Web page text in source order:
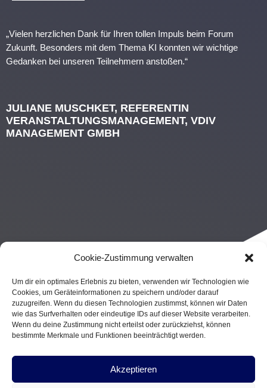
Cookie-Zustimmung verwalten
Um dir ein optimales Erlebnis zu bieten, verwenden wir Technologien wie
Cookies, um Geräteinformationen zu speichern und/oder darauf
zuzugreifen. Wenn du diesen Technologien zustimmst, können wir Daten
wie das Surfverhalten oder eindeutige IDs auf dieser Website verarbeiten.
Wenn du deine Zustimmung nicht erteilst oder zurückziehst, können
bestimmte Merkmale und Funktionen beeinträchtigt werden.
Akzeptieren
„Vielen herzlichen Dank für Ihren tollen Impuls beim Forum
Zukunft. Besonders mit dem Thema KI konnten wir wichtige
Gedanken bei unseren Teilnehmern anstoßen.“
JULIANE MUSCHKET, REFERENTIN
VERANSTALTUNGSMANAGEMENT, VDIV
MANAGEMENT GMBH